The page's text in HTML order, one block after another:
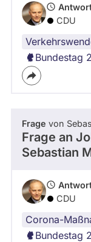
CDU
Bundestag
Frage von
Frage an
Sebastian
CDU
Corona-
Bundestag